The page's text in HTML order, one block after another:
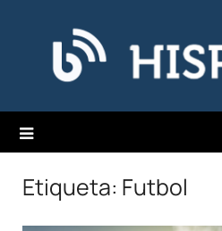
contenido
Hispamicro Blog
Etiqueta: Futbol